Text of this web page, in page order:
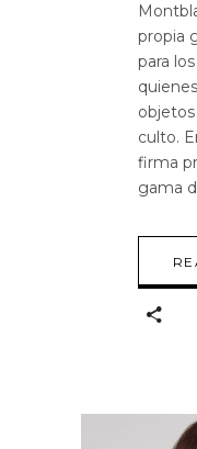
propia
para
culto.
firma
gama